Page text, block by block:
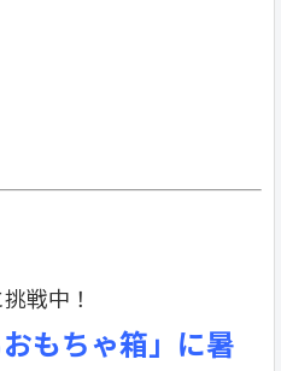
戦中！
もちゃ箱」に暑